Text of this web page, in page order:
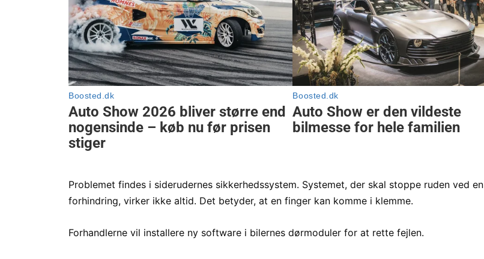
Problemet findes i siderudernes sikkerhedssystem. Systemet, der skal stoppe ruden ved en
forhindring, virker ikke altid. Det betyder, at en finger kan komme i klemme.
Forhandlerne vil installere ny software i bilernes dørmoduler for at rette fejlen.